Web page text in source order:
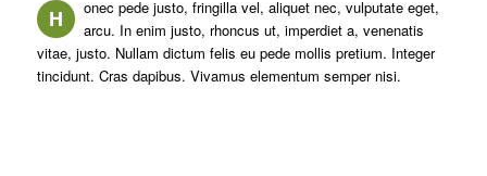
H
onec pede justo, fringilla vel, aliquet nec, vulputate eget,
arcu. In enim justo, rhoncus ut, imperdiet a, venenatis
vitae, justo. Nullam dictum felis eu pede mollis pretium. Integer
tincidunt. Cras dapibus. Vivamus elementum semper nisi.